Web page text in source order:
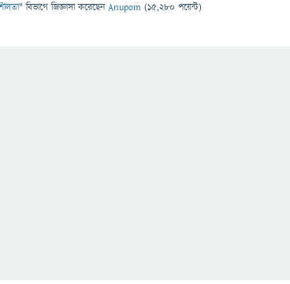
" বিভাগে জিজ্ঞাসাকরেছেনAnupom (15,280 পয়েন্ট)